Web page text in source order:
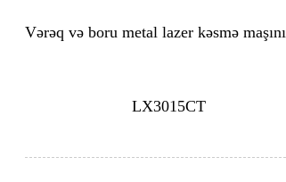
Vərəq və boru metal lazer kəsmə maşını
LX3015CT